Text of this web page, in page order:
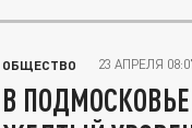
ОБЩЕСТВО 23 АПРЕЛЯ
В